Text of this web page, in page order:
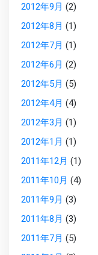
2012年9月 (2)
2012年8月 (1)
2012年7月 (1)
2012年6月 (2)
2012年5月 (5)
2012年4月 (4)
2012年3月 (1)
2012年1月 (1)
2011年12月 (1)
2011年10月 (4)
2011年9月 (3)
2011年8月 (3)
2011年7月 (5)